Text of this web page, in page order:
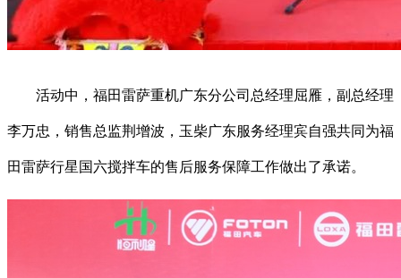
活动中，福田雷萨重机广东分公司总经理屈雁，副总经理
李万忠，销售总监荆增波，玉柴广东服务经理宾自强共同为福
田雷萨行星国六搅拌车的售后服务保障工作做出了承诺。